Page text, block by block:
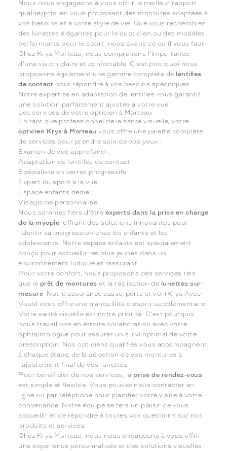
Nous nous engageons à vous offrir le meilleur rapport
qualité/prix, en vous proposant des montures adaptées à
vos besoins et à votre style de vie. Que vous recherchiez
des lunettes élégantes pour le quotidien ou des modèles
performants pour le sport, nous avons ce qu'il vous faut.
Chez Krys Morteau, nous comprenons l'importance
d'une vision claire et confortable. C'est pourquoi nous
proposons également une gamme complète de lentilles
de contact pour répondre à vos besoins spécifiques.
Notre expertise en adaptation de lentilles vous garantit
une solution parfaitement ajustée à votre vue.
Les services de votre opticien à Morteau
En tant que professionnel de la santé visuelle, votre
opticien Krys à Morteau vous offre une palette complète
de services pour prendre soin de vos yeux :
Examen de vue approfondi ;
Adaptation de lentilles de contact ;
Spécialiste en verres progressifs ;
Expert du sport à la vue ;
Espace enfants dédié ;
Visagisme personnalisé.
Nous sommes fiers d'être experts dans la prise en charge
de la myopie , offrant des solutions innovantes pour
ralentir sa progression chez les enfants et les
adolescents. Notre espace enfants est spécialement
conçu pour accueillir les plus jeunes dans un
environnement ludique et rassurant.
Pour votre confort, nous proposons des services tels
que le prêt de montures et la réalisation de lunettes sur-
mesure . Notre assurance casse, perte et vol (Krys Avec
Vous) vous offre une tranquillité d'esprit supplémentaire.
Votre santé visuelle est notre priorité. C'est pourquoi
nous travaillons en étroite collaboration avec votre
ophtalmologue pour assurer un suivi optimal de votre
prescription. Nos opticiens qualifiés vous accompagnent
à chaque étape, de la sélection de vos montures à
l'ajustement final de vos lunettes.
Pour bénéficier de nos services, la prise de rendez-vous
est simple et flexible. Vous pouvez nous contacter en
ligne ou par téléphone pour planifier votre visite à votre
convenance. Notre équipe se fera un plaisir de vous
accueillir et de répondre à toutes vos questions sur nos
produits et services.
Chez Krys Morteau, nous nous engageons à vous offrir
une expérience personnalisée et des solutions visuelles